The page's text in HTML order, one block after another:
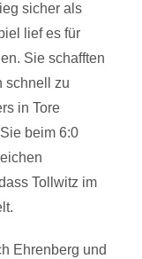
sicher als
lief es für
Sie schafften
schnell zu
in Tore
beim 6:0
Tollwitz im
Ehrenberg und